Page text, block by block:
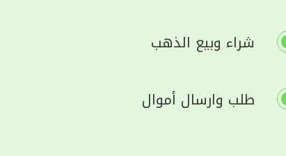
شراء وبيع الذهب
طلب وارسال أموال